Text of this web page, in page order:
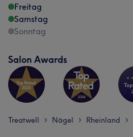
Freitag
Samstag
Sonntag
Salon Awards
Treatwell > Nägel > Rheinland >